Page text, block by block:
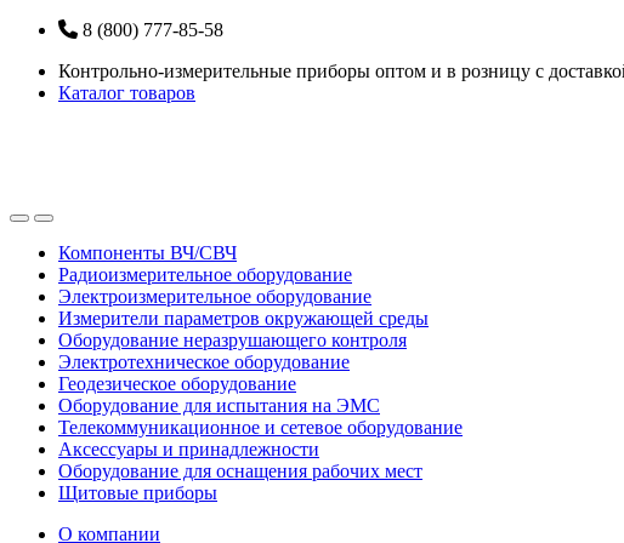
Перейти
навигации
Перейти
содержанию
8 (800) 777-85-58
Контрольно-измерительные приборы оптом и в розницу с
Каталог товаров
OpenClose
Компоненты ВЧ/СВЧ
Радиоизмерительное оборудование
Электроизмерительное оборудование
Измерители параметров окружающей среды
Оборудование неразрушающего контроля
Электротехническое оборудование
Геодезическое оборудование
Оборудование для испытания на ЭМС
Телекоммуникационное и сетевое оборудование
Аксессуары и принадлежности
Оборудование для оснащения рабочих мест
Щитовые приборы
О компании